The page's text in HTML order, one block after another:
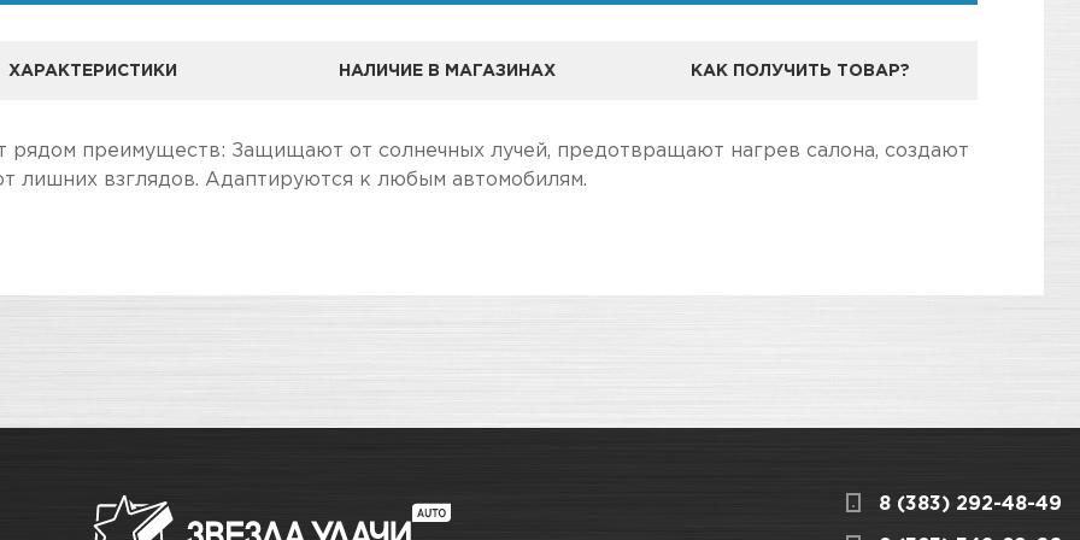
ХАРАКТЕРИСТИКИ НАЛИЧИЕ В МАГАЗИНАХ КАК ПОЛУЧИТЬ ТОВАР?
преимуществ: Защищают от солнечных лучей, предотвращают нагрев салона, создают
лишних взглядов. Адаптируются к любым автомобилям.
чем в розничном.
КАРТА ПРОЕЗДА И КОНТАКТЫ
8 (383) 292-48-49